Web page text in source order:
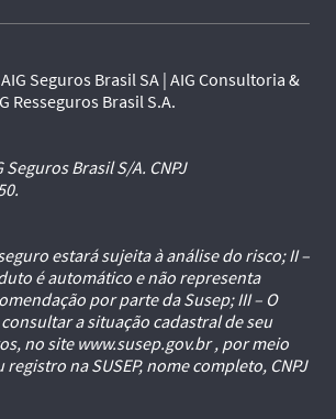
Seguros Brasil SA | AIG Consultoria &
Resseguros Brasil S.A.
Brasil S/A. CNPJ
estará sujeita à análise do risco; II –
é automático e não representa
por parte da Susep; III – O
a situação cadastral de seu
no site www.susep.gov.br , por meio
na SUSEP, nome completo, CNPJ